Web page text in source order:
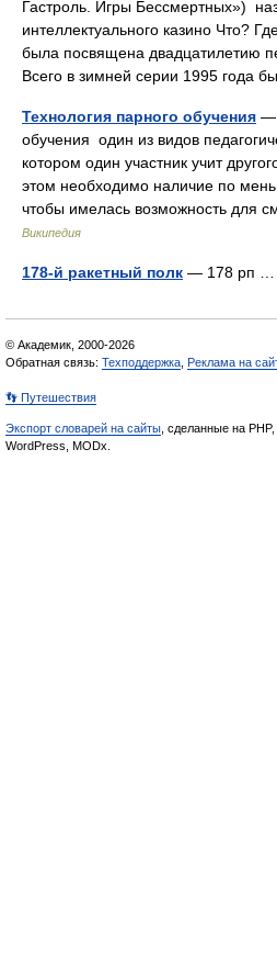
Гастроль. Игры Бессмертных»)
интеллектуального казино Что?
была посвящена двадцатилетию
Всего в зимней серии 1995 года
Технология парного обучения —
обучения один из видов
котором один участник учит
этом необходимо наличие по
чтобы имелась возможность для
Википедия
178-й ракетный полк — 178 рп
© Академик, 2000-2026
Обратная связь: Техподдержка Реклама на
👣 Путешествия
Экспорт словарей на сайты , сделанные на PHP,
WordPress, MODx.